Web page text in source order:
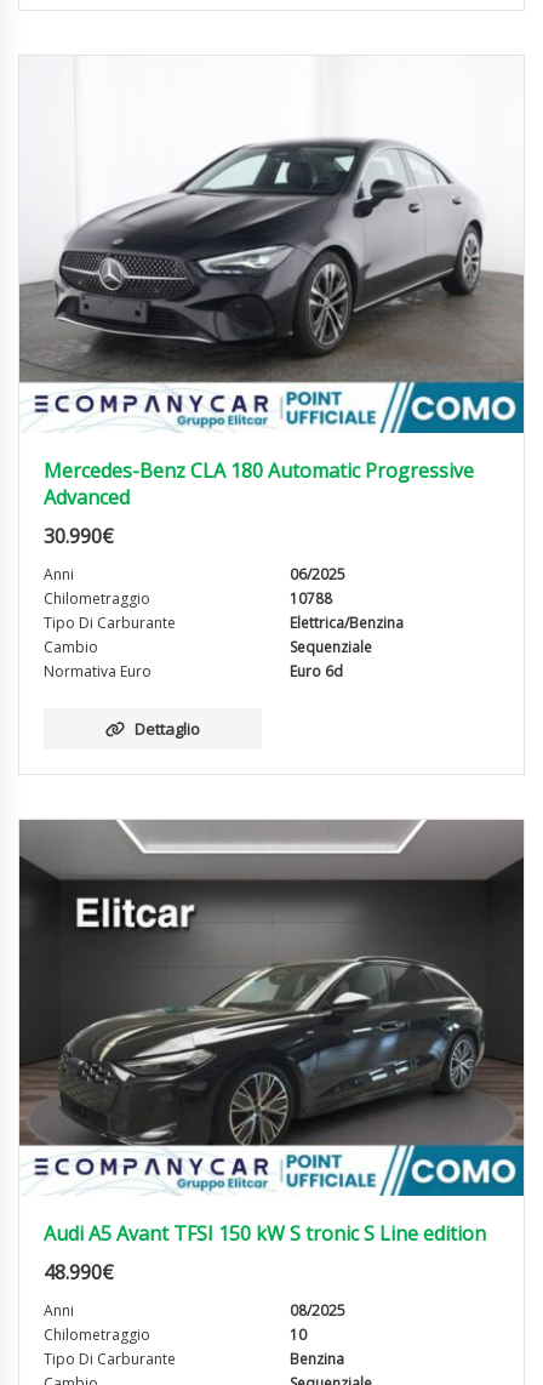
Mercedes-Benz CLA 180 Automatic Progressive
Advanced
30.990€
Anni
06/2025
Chilometraggio
10788
Tipo Di Carburante
Elettrica/Benzina
Cambio
Sequenziale
Normativa Euro
Euro 6d
Dettaglio
Audi A5 Avant TFSI 150 kW S tronic S Line edition
48.990€
Anni
08/2025
Chilometraggio
10
Tipo Di Carburante
Benzina